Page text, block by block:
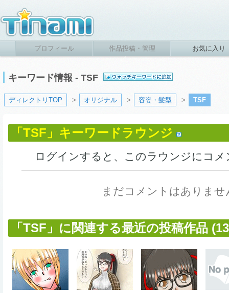
プロフィール 作品投稿・管理 お気に入り
キーワード情報 - TSF
ディレクトリTOP > オリジナル > 容姿・髪型 > TSF
「TSF」キーワードラウンジ
ログインすると、このラウンジにコ
まだコメントはありませ
「TSF」に関連する最近の投稿作品